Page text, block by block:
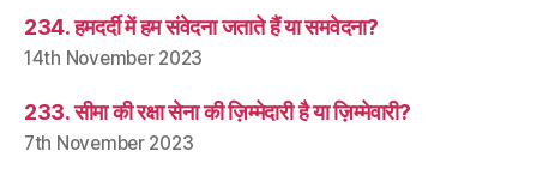
234. हमदर्दी में हम संवेदना जताते हैं या समवेदना?
14th November 2023
233. सीमा की रक्षा सेना की ज़िम्मेदारी है या ज़िम्मेवारी?
7th November 2023